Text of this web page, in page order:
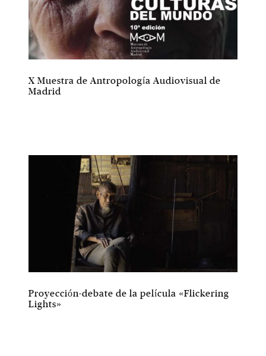
X Muestra de Antropología Audiovisual de
Madrid
Proyección-debate de la película «Flickering
Lights»